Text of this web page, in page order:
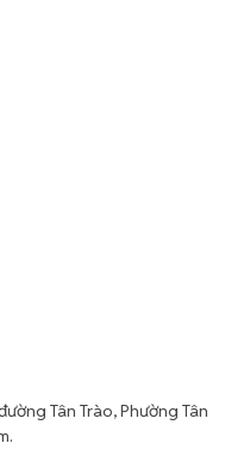
Tân Trào, Phường Tân